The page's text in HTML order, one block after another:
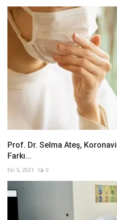
Prof. Dr. Selma Ateş,
Farkı...
Eki 5, 2021 0